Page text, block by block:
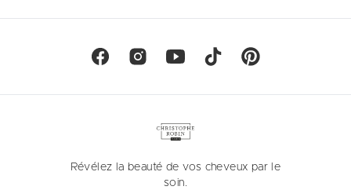
Révélez la beauté de vos cheveux par le
soin.